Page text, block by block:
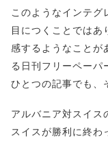
このようなインテグ
目につくことではあ
感するようなことが
る日刊フリーペー
ひとつの記事でも、
アルバニア対スイス
スイスが勝利に終わ